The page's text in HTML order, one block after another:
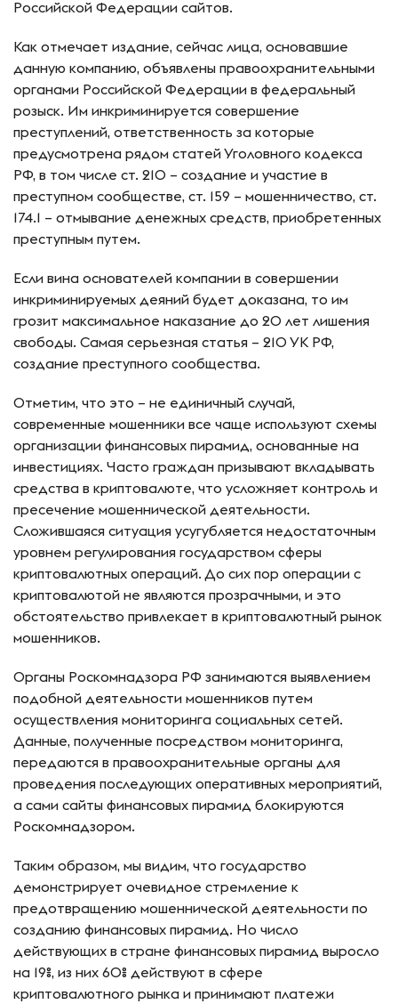
Российской Федерации сайтов.
Как отмечает издание, сейчас лица, основавшие
данную компанию, объявлены правоохранительными
органами Российской Федерации в федеральный
розыск. Им инкриминируется совершение
преступлений, ответственность за которые
предусмотрена рядом статей Уголовного кодекса
РФ, в том числе ст. 210 – создание и участие в
преступном сообществе, ст. 159 – мошенничество, ст.
174.1 – отмывание денежных средств, приобретенных
преступным путем.
Если вина основателей компании в совершении
инкриминируемых деяний будет доказана, то им
грозит максимальное наказание до 20 лет лишения
свободы. Самая серьезная статья – 210 УК РФ,
создание преступного сообщества.
Отметим, что это – не единичный случай,
современные мошенники все чаще используют схемы
организации финансовых пирамид, основанные на
инвестициях. Часто граждан призывают вкладывать
средства в криптовалюте, что усложняет контроль и
пресечение мошеннической деятельности.
Сложившаяся ситуация усугубляется недостаточным
уровнем регулирования государством сферы
криптовалютных операций. До сих пор операции с
криптовалютой не являются прозрачными, и это
обстоятельство привлекает в криптовалютный рынок
мошенников.
Органы Роскомнадзора РФ занимаются выявлением
подобной деятельности мошенников путем
осуществления мониторинга социальных сетей.
Данные, полученные посредством мониторинга,
передаются в правоохранительные органы для
проведения последующих оперативных мероприятий,
а сами сайты финансовых пирамид блокируются
Роскомнадзором.
Таким образом, мы видим, что государство
демонстрирует очевидное стремление к
предотвращению мошеннической деятельности по
созданию финансовых пирамид. Но число
действующих в стране финансовых пирамид выросло
на 19%, из них 60% действуют в сфере
криптовалютного рынка и принимают платежи